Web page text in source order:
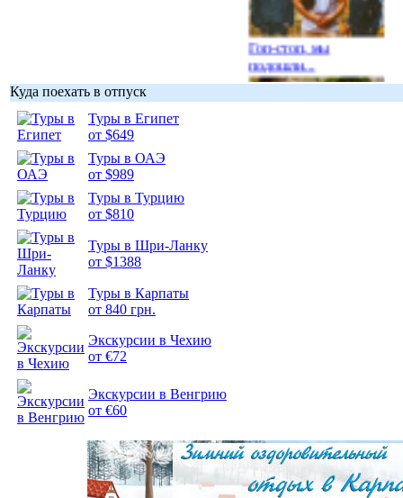
Гоп-стоп, мы
подошли...
Куда поехать в отпуск
Туры в Египет
от $649
Туры в ОАЭ
от $989
Туры в Турцию
от $810
Туры в Шри-Ланку
от $1388
Туры в Карпаты
от 840 грн.
Экскурсии в Чехию
от €72
Экскурсии в Венгрию
от €60